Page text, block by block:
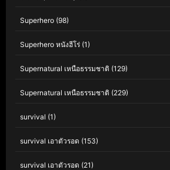
Superhero (98)
Superhero หนังฮีโร่ (1)
Supernatural เหนือธรรมชาติ (129)
Supernatural เหนือธรรมชาติ (229)
survival (1)
survival เอาตัวรอด (153)
survival เอาตัวรอด (21)